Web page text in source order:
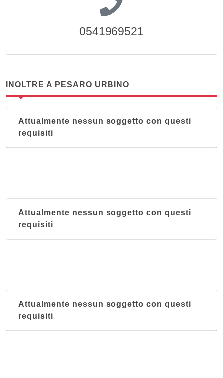
0541969521
INOLTRE A PESARO URBINO
Attualmente nessun soggetto con questi
requisiti
Attualmente nessun soggetto con questi
requisiti
Attualmente nessun soggetto con questi
requisiti